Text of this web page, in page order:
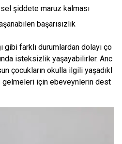
şiddete maruz kalması
başarısızlık
gibi farklı durumlardan dolayı ço
isteksizlik yaşayabilirler. Anc
çocukların okulla ilgili yaşadıkl
gelmeleri için ebeveynlerin dest